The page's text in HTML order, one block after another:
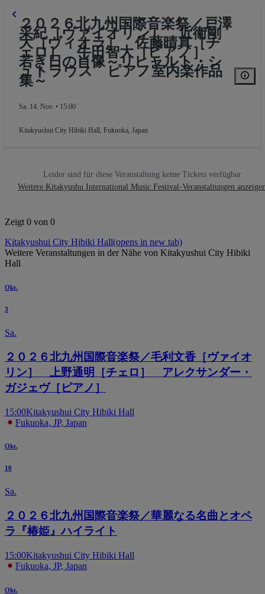
２０２６北九州国際音楽祭／戸澤
采紀［ヴァイオリン］ 近衞剛
大［ヴィオラ］ 佐藤晴真［チ
ェロ］ 牛田智大［ピアノ］
若き日の肖像～リヒャルト・シ
ュトラウス ピアノ室内楽作品
集～
Sa. 14. Nov. • 15:00
Kitakyushui City Hibiki Hall, Fukuoka, Japan
Leider sind für diese Veranstaltung keine Tickets verfügbar
Weitere Kitakyushu International Music Festival-Veranstaltungen
Zeigt 0 von 0
Kitakyushui City Hibiki Hall(opens in new tab)
Weitere Veranstaltungen in der Nähe von Kitakyushui City Hibiki
Hall
Okt.
3
Sa.
２０２６北九州国際音楽祭／毛利文香［ヴァイオ
リン］ 上野通明［チェロ］ アレクサンダー・
ガジェヴ［ピアノ］
15:00Kitakyushui City Hibiki Hall
Fukuoka, JP, Japan
Okt.
10
Sa.
２０２６北九州国際音楽祭／華麗なる名曲とオペ
ラ『椿姫』ハイライト
15:00Kitakyushui City Hibiki Hall
Fukuoka, JP, Japan
Okt.